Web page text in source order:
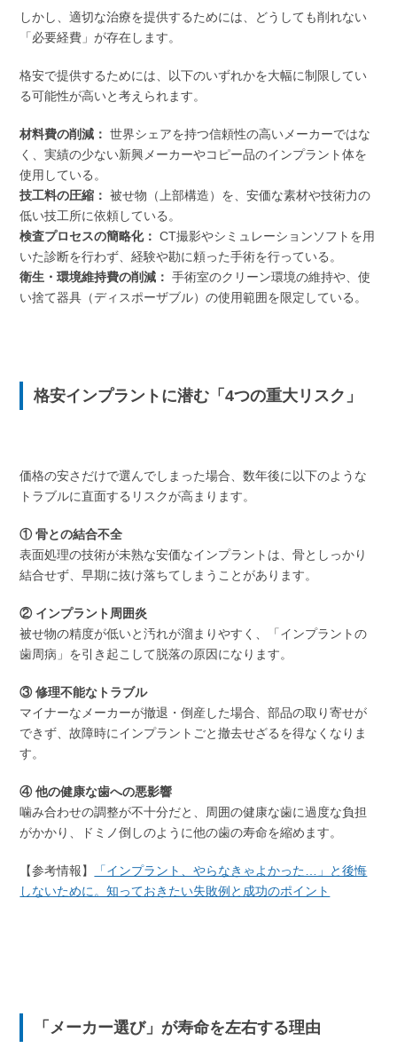
しかし、適切な治療を提供するためには、どうしても削れない
「必要経費」が存在します。
格安で提供するためには、以下のいずれかを大幅に制限してい
る可能性が高いと考えられます。
材料費の削減： 世界シェアを持つ信頼性の高いメーカーではな
く、実績の少ない新興メーカーやコピー品のインプラント体を
使用している。
技工料の圧縮： 被せ物（上部構造）を、安価な素材や技術力の
低い技工所に依頼している。
検査プロセスの簡略化： CT撮影やシミュレーションソフトを用
いた診断を行わず、経験や勘に頼った手術を行っている。
衛生・環境維持費の削減： 手術室のクリーン環境の維持や、使
い捨て器具（ディスポーザブル）の使用範囲を限定している。
格安インプラントに潜む「4つの重大リスク」
価格の安さだけで選んでしまった場合、数年後に以下のような
トラブルに直面するリスクが高まります。
① 骨との結合不全
表面処理の技術が未熟な安価なインプラントは、骨としっかり
結合せず、早期に抜け落ちてしまうことがあります。
② インプラント周囲炎
被せ物の精度が低いと汚れが溜まりやすく、「インプラントの
歯周病」を引き起こして脱落の原因になります。
③ 修理不能なトラブル
マイナーなメーカーが撤退・倒産した場合、部品の取り寄せが
できず、故障時にインプラントごと撤去せざるを得なくなりま
す。
④ 他の健康な歯への悪影響
噛み合わせの調整が不十分だと、周囲の健康な歯に過度な負担
がかかり、ドミノ倒しのように他の歯の寿命を縮めます。
【参考情報】
「インプラント、やらなきゃよかった…」と後悔
しないために。知っておきたい失敗例と成功のポイント
「メーカー選び」が寿命を左右する理由